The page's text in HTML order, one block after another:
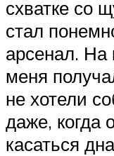
схватке со
стал
арсенал. На
меня
не хотели
даже, когда
касаться